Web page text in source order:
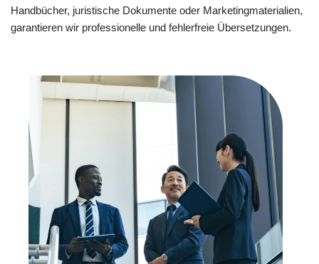
Handbücher, juristische Dokumente oder Marketingmaterialien,
garantieren wir professionelle und fehlerfreie Übersetzungen.